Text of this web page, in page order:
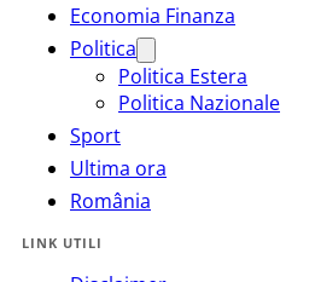
Economia Finanza
Politica
Politica Estera
Politica Nazionale
Sport
Ultima ora
România
LINK UTILI